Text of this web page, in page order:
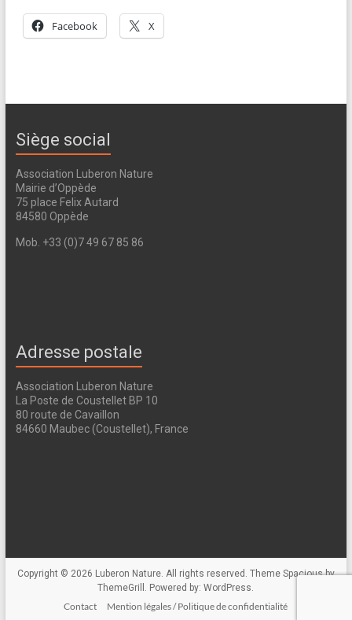
Facebook X
Siège social
Association Luberon Nature
Mairie d’Oppède
75 place Felix Autard
84580 Oppède
Mob. +33 (0)7 49 67 85 86
Adresse postale
Association Luberon Nature
La Poste de Coustellet BP 10
80 route de Cavaillon
84660 Maubec (Coustellet), France
Copyright © 2026 Luberon Nature. All rights reserved. Theme Spaciousby
ThemeGrill. Powered by:WordPress.
Contact Mention légales / Politique de confidentialité